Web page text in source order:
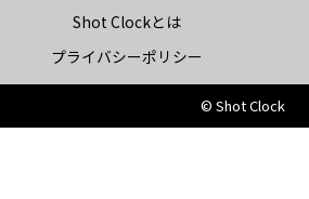
Shot Clockとは
プライバシーポリシー
© Shot Clock